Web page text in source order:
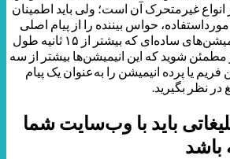
انواع غیرمتحرک آن است؛ ولی باید اطمینان
حواس بیننده را از پیام اصلی
تبلیغ پرت نمی‌کند. از انیمیشن‌های ساده‌ای که بیشتر از ۱۵ ثانیه طول
شوید که این انیمیشن‌ها بیشتر از سه
یا پرده‌ انیمیشن را به‌عنوان یک پیام
در نظر بگیرید.
باید با وب‌سایت شما
باشد